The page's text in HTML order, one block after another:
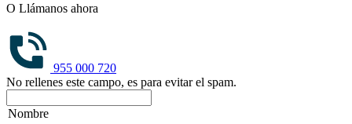
O Llámanos ahora
955 000 720
No rellenes este campo, es para evitar el spam.